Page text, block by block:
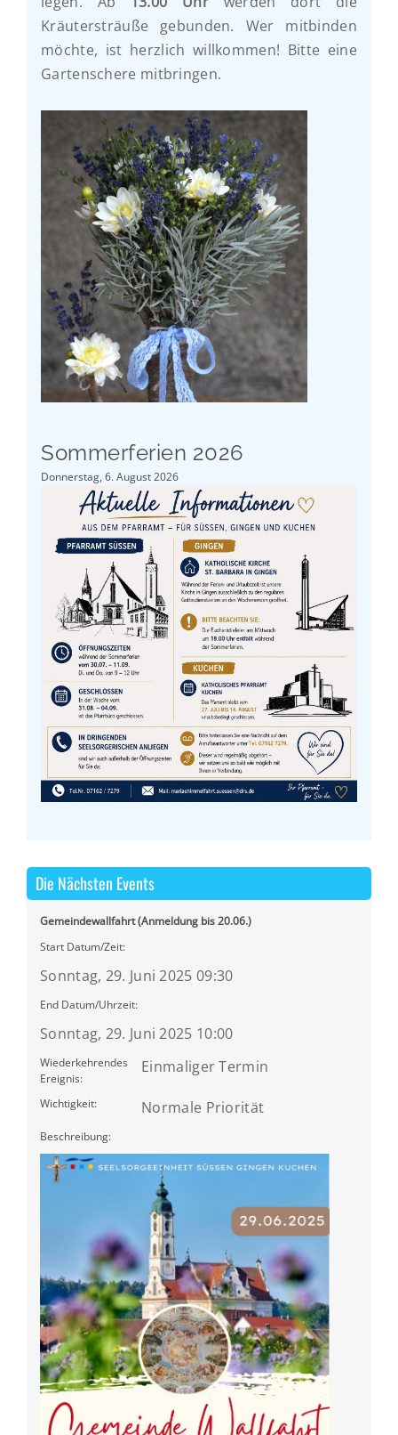
Kräutersträuße gebunden. Wer mitbinden
möchte, ist herzlich willkommen! Bitte eine
Gartenschere mitbringen.
Sommerferien 2026
Donnerstag, 6. August 2026
Die Nächsten Events
Gemeindewallfahrt (Anmeldung bis 20.06.)
Start Datum/Zeit:
Sonntag, 29. Juni 2025 09:30
End Datum/Uhrzeit:
Sonntag, 29. Juni 2025 10:00
Wiederkehrendes
Ereignis:
Einmaliger Termin
Wichtigkeit: Normale Priorität
Beschreibung: